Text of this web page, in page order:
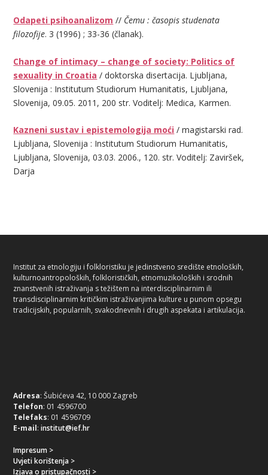
Odapeti psihoanalizom // Čemu : časopis studenata
filozofije. 3 (1996) ; 33-36 (članak).
Change of intimacy – change of society: Politics of
sexuality in Croatia / doktorska disertacija. Ljubljana,
Slovenija : Institutum Studiorum Humanitatis, Ljubljana,
Slovenija, 09.05. 2011, 200 str. Voditelj: Medica, Karmen.
Kazneni sustav i epistemologija moći / magistarski rad.
Ljubljana, Slovenija : Institutum Studiorum Humanitatis,
Ljubljana, Slovenija, 03.03. 2006., 120. str. Voditelj: Zaviršek,
Darja
Institut za etnologiju i folkloristiku je jedinstveno središte etnoloških,
kulturnoantropoloških, folklorističkih, etnomuzikoloških i srodnih
znanstvenih istraživanja s težištem na interdisciplinarnim ili
transdisciplinarnim kritičkim istraživanjima kulture u punom opsegu
tradicijskih, popularnih, svakodnevnih i drugih aspekata i artikulacija.
Adresa: Šubićeva 42, 10 000 Zagreb
Telefon: 01 4596700
Telefaks: 01 4596709
E-mail:institut@ief.hr
Impresum >
Uvjeti korištenja >
Izjava o pristupačnosti >